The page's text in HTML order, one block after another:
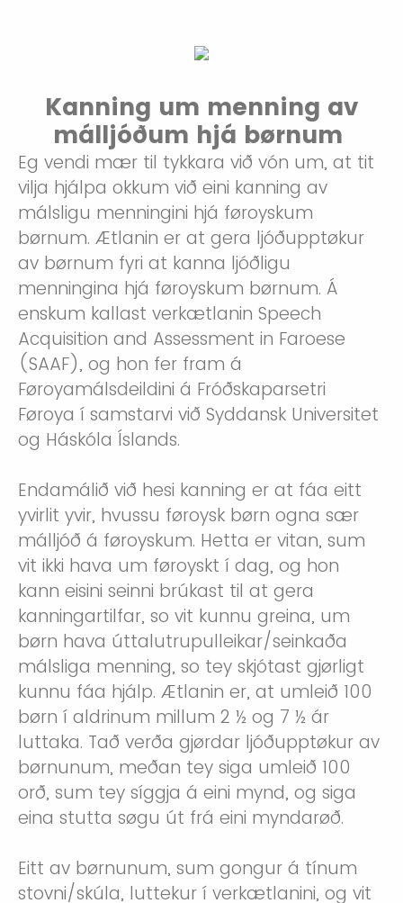
Kanning um menning av
málljóðum hjá børnum
Eg vendi mær til tykkara við vón um, at tit
vilja hjálpa okkum við eini kanning av
málsligu menningini hjá føroyskum
børnum. Ætlanin er at gera ljóðupptøkur
av børnum fyri at kanna ljóðligu
menningina hjá føroyskum børnum. Á
enskum kallast verkætlanin Speech
Acquisition and Assessment in Faroese
(SAAF), og hon fer fram á
Føroyamálsdeildini á Fróðskaparsetri
Føroya í samstarvi við Syddansk Universitet
og Háskóla Íslands.
Endamálið við hesi kanning er at fáa eitt
yvirlit yvir, hvussu føroysk børn ogna sær
málljóð á føroyskum. Hetta er vitan, sum
vit ikki hava um føroyskt í dag, og hon
kann eisini seinni brúkast til at gera
kanningartilfar, so vit kunnu greina, um
børn hava úttalutrupulleikar/seinkaða
málsliga menning, so tey skjótast gjørligt
kunnu fáa hjálp. Ætlanin er, at umleið 100
børn í aldrinum millum 2 ½ og 7 ½ ár
luttaka. Tað verða gjørdar ljóðupptøkur av
børnunum, meðan tey siga umleið 100
orð, sum tey síggja á eini mynd, og siga
eina stutta søgu út frá eini myndarøð.
Eitt av børnunum, sum gongur á tínum
stovni/skúla, luttekur í verkætlanini, og vit